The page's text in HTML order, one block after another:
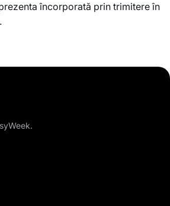
încorporată prin trimitere în